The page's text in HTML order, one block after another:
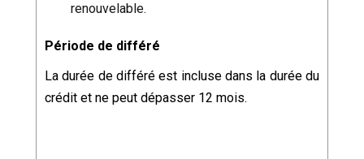
renouvelable.
Période de différé
La durée de différé est incluse dans la durée du
crédit et ne peut dépasser 12 mois.